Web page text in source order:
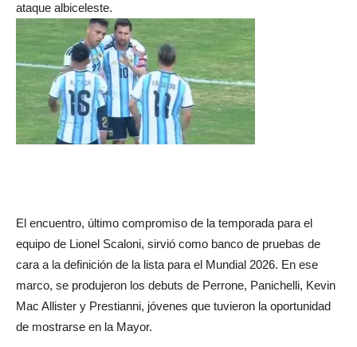
ataque albiceleste.
El encuentro, último compromiso de la temporada para el
equipo de Lionel Scaloni, sirvió como banco de pruebas de
cara a la definición de la lista para el Mundial 2026. En ese
marco, se produjeron los debuts de Perrone, Panichelli, Kevin
Mac Allister y Prestianni, jóvenes que tuvieron la oportunidad
de mostrarse en la Mayor.